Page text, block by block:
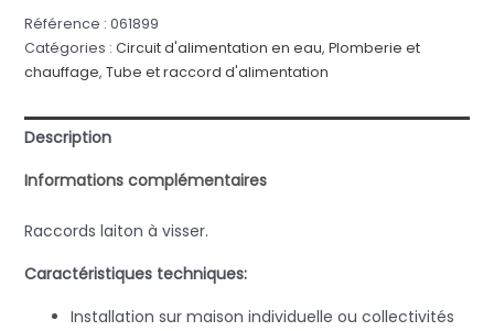
Référence : 061899
Catégories : Circuit d'alimentation en eau, Plomberie et
chauffage, Tube et raccord d'alimentation
Description
Informations complémentaires
Raccords laiton à visser.
Caractéristiques techniques:
Installation sur maison individuelle ou collectivités